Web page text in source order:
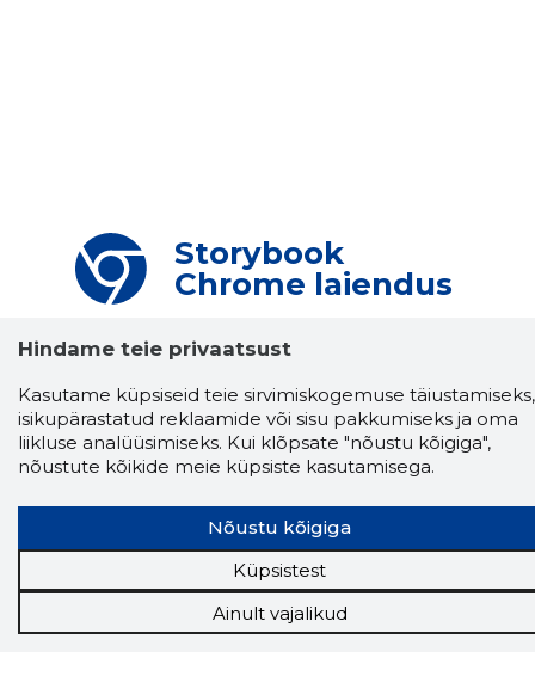
Storybook
Chrome laiendus
veebilehel Sa parajasti viibid ja kui usaldusväärne
SinuniOTSEKONTAKTID400 000 Eesti
ettevõtte ja isikute kohta (juhid, ametnikud).
Andmed on rikastatud maksevõime ja
Hindame teie privaatsust
Kasutame küpsiseid teie sirvimiskogemuse täiustamiseks,
isikupärastatud reklaamide või sisu pakkumiseks ja oma
liikluse analüüsimiseks. Kui klõpsate "nõustu kõigiga",
nõustute kõikide meie küpsiste kasutamisega.
Nõustu kõigiga
Küpsistest
Ainult vajalikud